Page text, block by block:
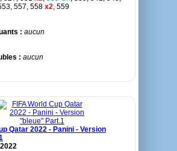
557, 558 x2, 559
: aucun
: aucun
Qatar 2022 - Panini - Version